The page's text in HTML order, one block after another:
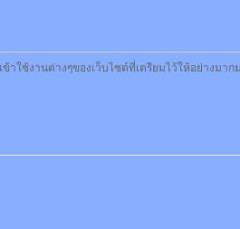
ใช้งานต่างๆของเว็บไซต์ที่เตรียมไว้ให้อย่างมาก